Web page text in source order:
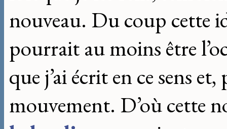
nouveau. Du coup cette
pourrait au moins être
que j’ai écrit en ce sens
mouvement. D’où cette